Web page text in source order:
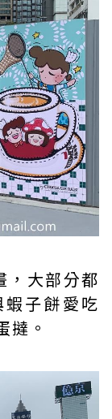
大部分都
子餅愛吃
撻。